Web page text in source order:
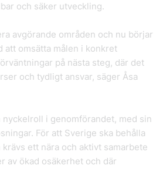
och säker utveckling.
avgörande områden och nu börjar
att omsätta målen i konkret
på nästa steg, där det
och tydligt ansvar, säger Åsa
nyckelroll i genomförandet, med sin
För att Sverige ska behålla
ett nära och aktivt samarbete
av ökad osäkerhet och där